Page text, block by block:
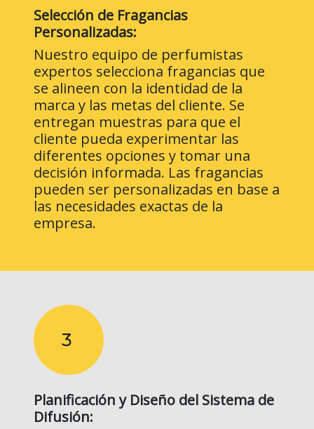
Selección de Fragancias
Personalizadas:
Nuestro equipo de perfumistas
expertos selecciona fragancias que
se alineen con la identidad de la
marca y las metas del cliente. Se
entregan muestras para que el
cliente pueda experimentar las
diferentes opciones y tomar una
decisión informada. Las fragancias
pueden ser personalizadas en base a
las necesidades exactas de la
empresa.
3
Planificación y Diseño del Sistema de
Difusión: